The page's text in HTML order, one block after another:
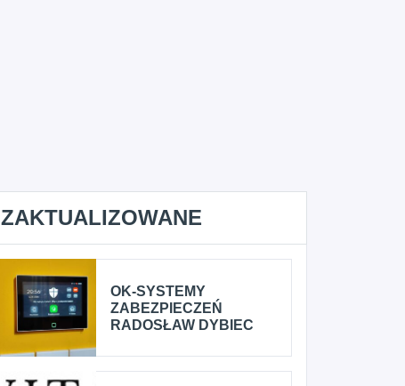
ZAKTUALIZOWANE
OK-SYSTEMY
ZABEZPIECZEŃ
RADOSŁAW DYBIEC